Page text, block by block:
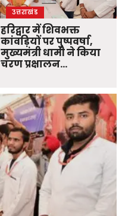
उत्तराखंड
हरिद्वार में शिवभक्त
कांवड़ियों पर पुष्पवर्षा,
मुख्यमंत्री धामी ने किया
चरण प्रक्षालन…